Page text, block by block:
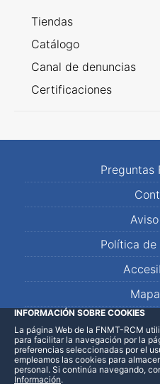
Tiendas
Catálogo
Canal de denuncias
Certificaciones
Preguntas
Política
LinkedInFacebook
INFORMACIÓN SOBRE COOKIES
La página Web de la FNMT-RCM
para facilitar la navegación por la
preferencias seleccionadas por el
empleamos las cookies para
personal. Si continúa navegando,
Información.